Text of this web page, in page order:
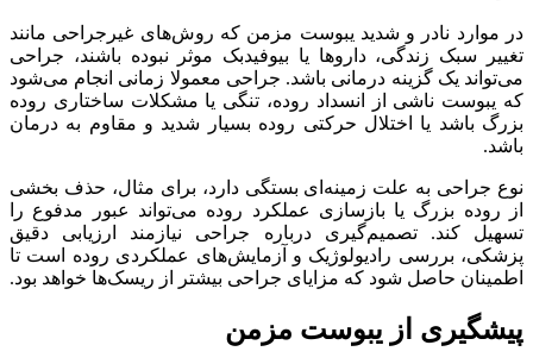
در موارد نادر و شدید یبوست مزمن که روش‌های غیرجراحی مانند
تغییر سبک زندگی، داروها یا بیوفیدبک موثر نبوده باشند، جراحی
می‌تواند یک گزینه درمانی باشد. جراحی معمولا زمانی انجام می‌شود
که یبوست ناشی از انسداد روده، تنگی یا مشکلات ساختاری روده
بزرگ باشد یا اختلال حرکتی روده بسیار شدید و مقاوم به درمان
باشد.
نوع جراحی به علت زمینه‌ای بستگی دارد، برای مثال، حذف بخشی
از روده بزرگ یا بازسازی عملکرد روده می‌تواند عبور مدفوع را
تسهیل کند. تصمیم‌گیری درباره جراحی نیازمند ارزیابی دقیق
پزشکی، بررسی رادیولوژیک و آزمایش‌های عملکردی روده است تا
اطمینان حاصل شود که مزایای جراحی بیشتر از ریسک‌ها خواهد بود.
پیشگیری از یبوست مزمن